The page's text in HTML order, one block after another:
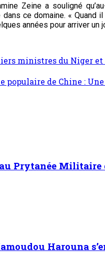
Zeine a souligné
ce domaine. «
années pour arriver
ministres du Niger
populaire de Chine :
Prytanée
Harouna